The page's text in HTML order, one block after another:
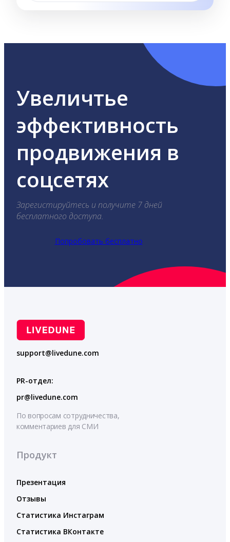
Увеличтье
эффективность
продвижения в
соцсетях
Зарегистируйтесь и получите 7 дней
бесплатного доступа.
Попробовать бесплатно
support@livedune.com
PR-отдел:
pr@livedune.com
По вопросам сотрудничества,
комментариев для СМИ
Продукт
Презентация
Отзывы
Статистика Инстаграм
Статистика ВКонтакте